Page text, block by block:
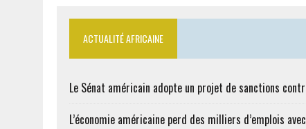
ACTUALITÉ AFRICAINE
Le Sénat américain adopte un projet de sanctions
L’économie américaine perd des milliers d’emplois